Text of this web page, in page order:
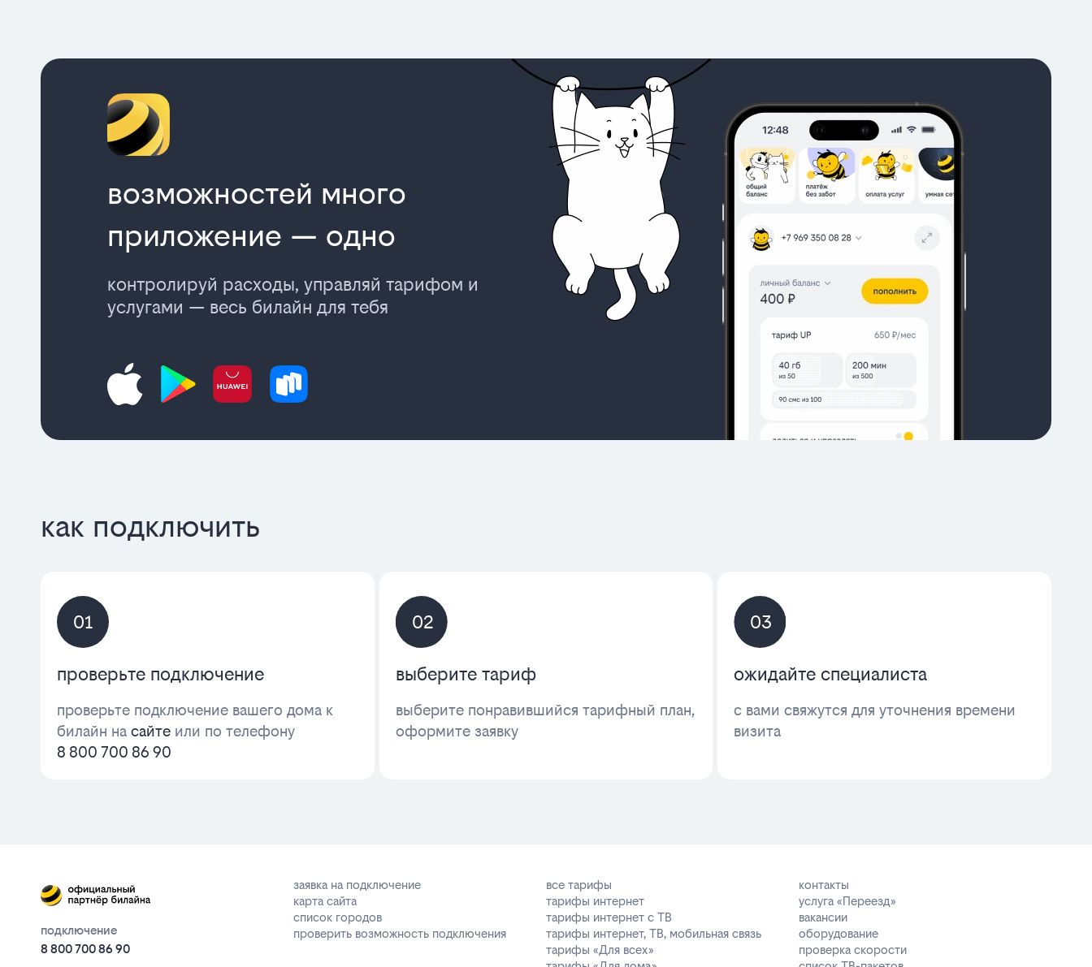
возможностей много
приложение — одно
контролируй расходы, управляй тарифом и
услугами — весь билайн для тебя
как подключить
01
проверьте подключение
проверьте подключение вашего дома к
билайн на сайте или по телефону
8 800 700 86 90
02
выберите тариф
выберите понравившийся тарифный план,
оформите заявку
03
ожидайте специалиста
с вами свяжутся для уточнения времени
визита
подключение
8 800 700 86 90
заявка на подключение
карта сайта
список городов
проверить возможность подключения
все тарифы
тарифы интернет
тарифы интернет с ТВ
тарифы интернет, ТВ, мобильная связь
тарифы «Для всех»
контакты
услуга «Переезд»
вакансии
оборудование
проверка скорости